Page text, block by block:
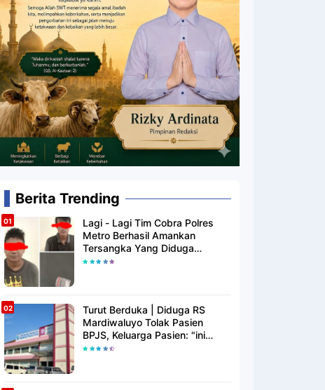
Berita Trending
Lagi - Lagi Tim Cobra Polres
Metro Berhasil Amankan
Tersangka Yang Diduga
Pengguna Narkotika
Turut Berduka | Diduga RS
Mardiwaluyo Tolak Pasien
BPJS, Keluarga Pasien: "ini
Yang Katanya Bukan Keadaan